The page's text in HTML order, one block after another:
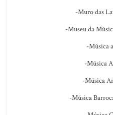
-Muro das
-Museu da
-Música
-Música
-Música
-Música